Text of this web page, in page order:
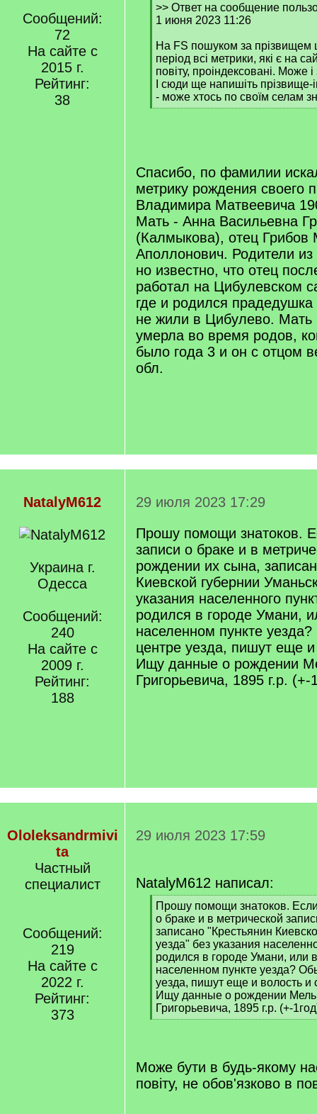
Сообщений:
72
На сайте с
2015 г.
Рейтинг:
38
[
q
>> Ответ на сообщение
1 июня 2023 11:26
На FS пошуком за прізвищем
період всі метрики, які є на
повіту, проіндексовані. Може
І сюди ще напишіть прізвище-
- може хтось по своїм селам
[
Спасибо, по фамилии
метрику рождения своего
Владимира Матвеевича
Мать - Анна Васильевна
(Калмыкова), отец Грибов
Аполлонович. Родители из
но известно, что отец
работал на Цибулевском
где и родился
не жили в Цибулево. Мать
умерла во время родов,
было года 3 и он с отцом
обл.
NatalyM612
Украина г.
Одесса
Сообщений:
240
На сайте с
2009 г.
Рейтинг:
188
29 июля 2023 17:29
Прошу помощи знатоков.
записи о браке и в
рождении их сына,
Киевской губернии
указания населенного
родился в городе Умани,
населенном пункте
центре уезда, пишут еще
Ищу данные о рождении
Григорьевича, 1895 г.р. (+-
Ololeksandrmivi
ta
Частный
специалист
Сообщений:
219
На сайте с
2022 г.
Рейтинг:
373
29 июля 2023 17:59
NatalyM612 написал:
[
q
]
Прошу помощи знатоков.
о браке и в метрической
записано "Крестьянин
уезда" без указания
родился в городе Умани, или
населенном пункте уезда?
уезда, пишут еще и волость и
Ищу данные о рождении
Григорьевича, 1895 г.р. (+-
[
Може бути в будь-якому
повіту, не обов'язково в